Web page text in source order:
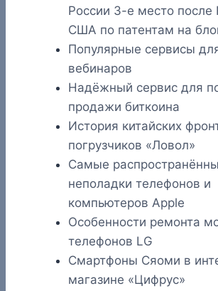
России 3-е место после
США по патентам на
Популярные сервисы
вебинаров
Надёжный сервис для
продажи биткоина
История китайских
погрузчиков «Ловол»
Самые
неполадки телефонов и
компьютеров Apple
Особенности ремонта
телефонов LG
Cмартфоны Сяоми в
магазине «Цифрус»